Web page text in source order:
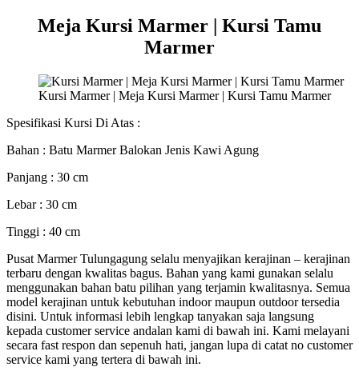
Meja Kursi Marmer | Kursi Tamu
Marmer
Kursi Marmer | Meja Kursi Marmer | Kursi Tamu Marmer
Spesifikasi Kursi Di Atas :
Bahan : Batu Marmer Balokan Jenis Kawi Agung
Panjang : 30 cm
Lebar : 30 cm
Tinggi : 40 cm
Pusat Marmer Tulungagung selalu menyajikan kerajinan – kerajinan
terbaru dengan kwalitas bagus. Bahan yang kami gunakan selalu
menggunakan bahan batu pilihan yang terjamin kwalitasnya. Semua
model kerajinan untuk kebutuhan indoor maupun outdoor tersedia
disini. Untuk informasi lebih lengkap tanyakan saja langsung
kepada customer service andalan kami di bawah ini. Kami melayani
secara fast respon dan sepenuh hati, jangan lupa di catat no customer
service kami yang tertera di bawah ini.